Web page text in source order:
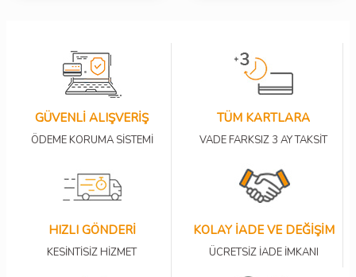
GÜVENLİ ALIŞVERİŞ
ÖDEME KORUMA SİSTEMİ
TÜM KARTLARA
VADE FARKSIZ 3 AY TAKSİT
HIZLI GÖNDERİ
KESİNTİSİZ HİZMET
KOLAY İADE VE DEĞİŞİM
ÜCRETSİZ İADE İMKANI